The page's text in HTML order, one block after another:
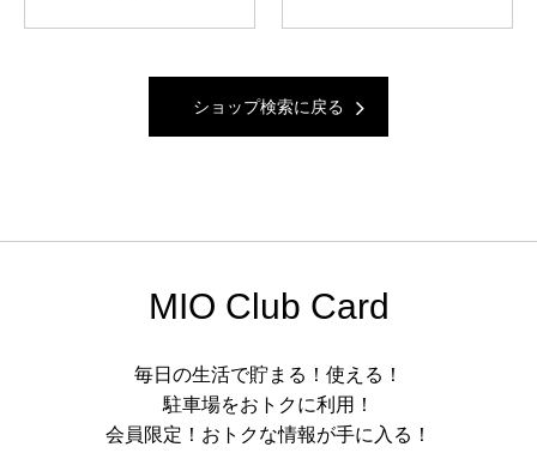
ショップ検索に戻る
MIO Club Card
毎日の生活で貯まる！使える！
駐車場をおトクに利用！
会員限定！おトクな情報が手に入る！